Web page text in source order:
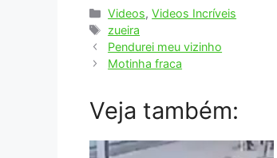
Categorias
Videos,Videos Incríveis
Tags
zueira
Pendurei meu vizinho
Motinha fraca
Veja também: